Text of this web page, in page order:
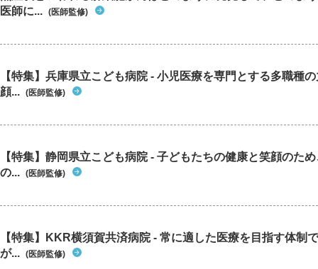
医師に... (医師監修)
【特集】兵庫県立こども病院 - 小児医療を専門とする多職種
顔... (医師監修)
【特集】静岡県立こども病院 - 子どもたちの健康と笑顔のた
の... (医師監修)
【特集】KKR横須賀共済病院 - 常に適した医療を目指す体制
が... (医師監修)